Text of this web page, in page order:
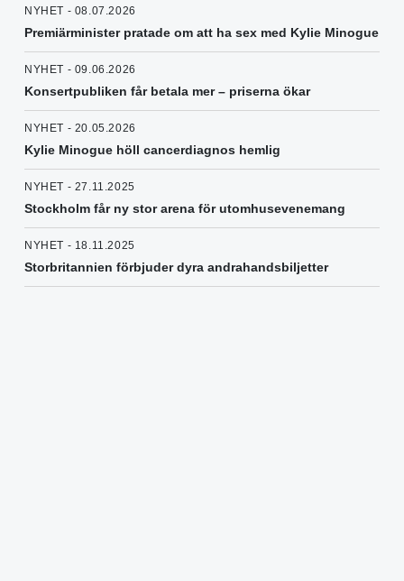
NYHET - 08.07.2026
Premiärminister pratade om att ha sex med Kylie Minogue
NYHET - 09.06.2026
Konsertpubliken får betala mer – priserna ökar
NYHET - 20.05.2026
Kylie Minogue höll cancerdiagnos hemlig
NYHET - 27.11.2025
Stockholm får ny stor arena för utomhusevenemang
NYHET - 18.11.2025
Storbritannien förbjuder dyra andrahandsbiljetter